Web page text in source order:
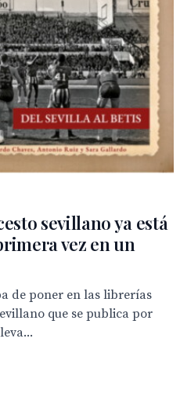
sevillano ya está
vez en un
de poner en las librerías
que se publica por